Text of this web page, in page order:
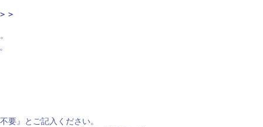
＞
要』とご記入ください。